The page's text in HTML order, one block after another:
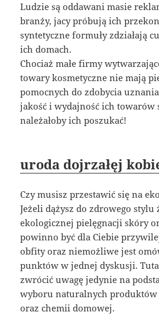
Ludzie są oddawani masie
branży, jacy próbują ich
syntetyczne formuły zdziałają
ich domach.
Chociaż małe firmy
towary kosmetyczne nie mają
pomocnych do zdobycia
jakość i wydajność ich towarów
należałoby ich poszukać!
uroda dojrzałęj
Czy musisz przestawić się na
Jeżeli dążysz do zdrowego stylu
ekologicznej pielęgnacji skóry
powinno być dla Ciebie
obfity oraz niemożliwe jest
punktów w jednej dyskusji.
zwrócić uwagę jedynie na
wyboru naturalnych produktów
oraz chemii domowej.